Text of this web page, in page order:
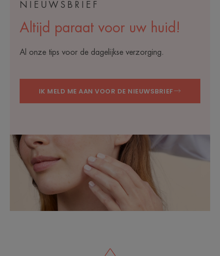
NIEUWSBRIEF
Altijd paraat voor uw huid!
Al onze tips voor de dagelijkse verzorging.
IK MELD ME AAN VOOR DE NIEUWSBRIEF